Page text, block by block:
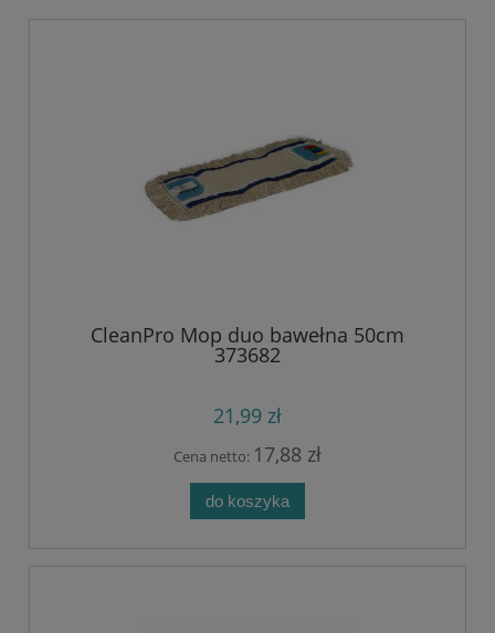
CleanPro Mop duo bawełna 50cm
373682
21,99 zł
Cena netto: 17,88 zł
do koszyka